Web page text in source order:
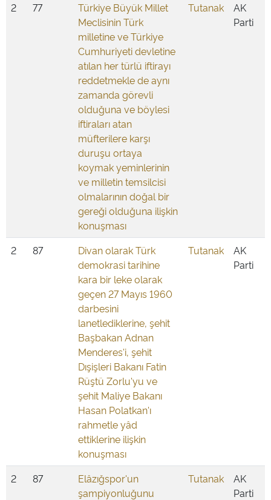
2 77
Türkiye Büyük Millet
Meclisinin Türk
milletine ve Türkiye
Cumhuriyeti devletine
atılan her türlü iftirayı
reddetmekle de aynı
zamanda görevli
olduğuna ve böylesi
iftiraları atan
müfterilere karşı
duruşu ortaya
koymak yeminlerinin
ve milletin temsilcisi
olmalarının doğal bir
gereği olduğuna ilişkin
konuşması
Tutanak
AK
Parti
2 87
Divan olarak Türk
demokrasi tarihine
kara bir leke olarak
geçen 27 Mayıs 1960
darbesini
lanetlediklerine, şehit
Başbakan Adnan
Menderes'i, şehit
Dışişleri Bakanı Fatin
Rüştü Zorlu'yu ve
şehit Maliye Bakanı
Hasan Polatkan'ı
rahmetle yâd
ettiklerine ilişkin
konuşması
Tutanak
AK
Parti
2 87
Elâzığspor'un
şampiyonluğunu
Tutanak
AK
Parti